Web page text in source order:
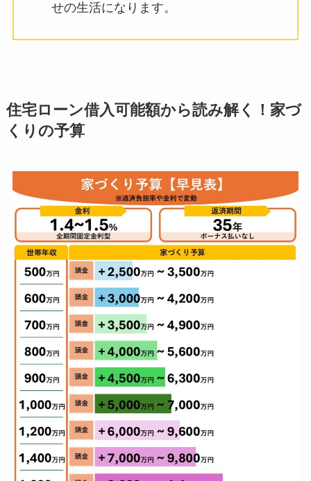
せの生活になります。
住宅ローン借入可能額から読み解く！家づ
くりの予算